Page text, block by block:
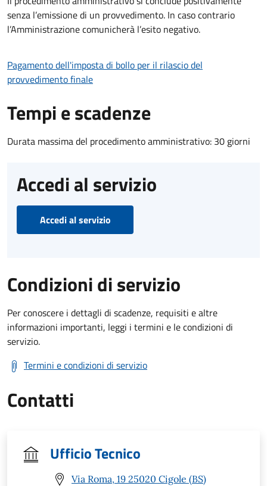
senza l’emissione di un provvedimento. In caso contrario
l’Amministrazione comunicherà l’esito negativo.
Pagamento dell'imposta di bollo per il rilascio del
provvedimento finale
Tempi e scadenze
Durata massima del procedimento amministrativo: 30 giorni
Accedi al servizio
Accedi al servizio
Condizioni di servizio
Per conoscere i dettagli di scadenze, requisiti e altre
informazioni importanti, leggi i termini e le condizioni di
servizio.
Termini e condizioni di servizio
Contatti
Ufficio Tecnico
Via Roma, 19 25020 Cigole (BS)